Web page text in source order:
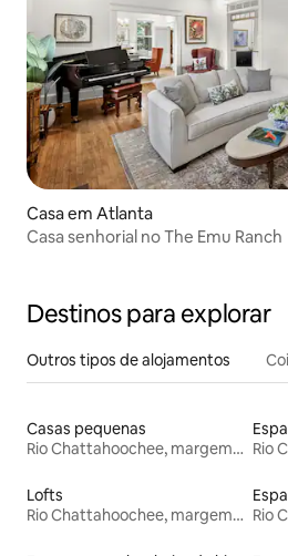
Casa em Atlanta
Casa senhorial no The Emu Ranch
Destinos para explorar
Outros tipos de alojamentos
Casas pequenas
Rio Chattahoochee, margem da Geórgia
Lofts
Rio Chattahoochee, margem da Geórgia